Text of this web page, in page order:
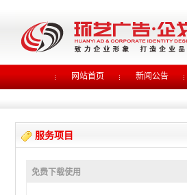
网站首页 新闻公告
服务项目
免费下载使用